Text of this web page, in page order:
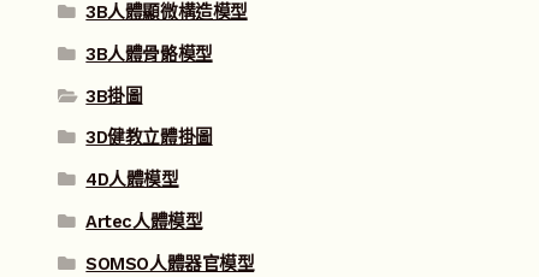
3B人體顯微構造模型
3B人體骨骼模型
3B掛圖
3D健教立體掛圖
4D人體模型
Artec人體模型
SOMSO人體器官模型